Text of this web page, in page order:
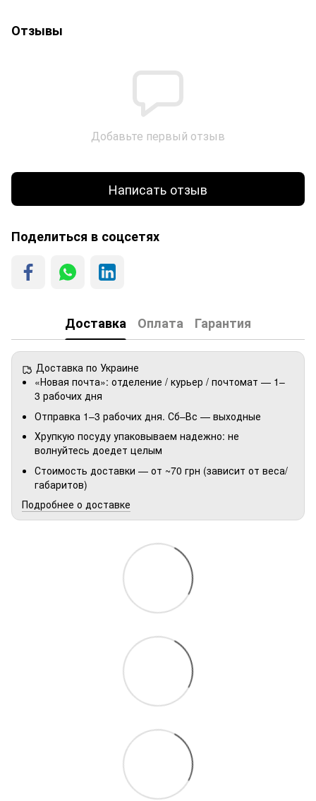
Отзывы
Добавьте первый отзыв
Написать отзыв
Поделиться в соцсетях
Доставка Оплата Гарантия
Доставка по Украине
«Новая почта»: отделение / курьер / почтомат — 1–
3 рабочих дня
Отправка 1–3 рабочих дня. Сб–Вс — выходные
Хрупкую посуду упаковываем надежно: не
волнуйтесь доедет целым
Стоимость доставки — от ~70 грн (зависит от веса/
габаритов)
Подробнее о доставке